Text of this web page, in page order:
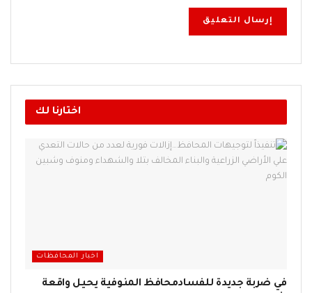
اختارنا لك
اخبار المحافظات
في ضربة جديدة للفسادمحافظ المنوفية يحيل واقعة